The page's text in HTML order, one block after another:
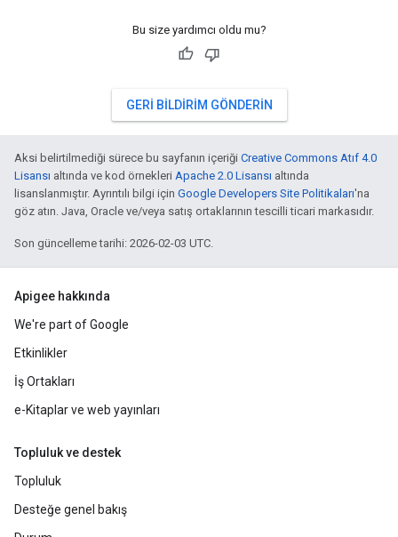
Bu size yardımcı oldu mu?
GERI BILDIRIM GÖNDERIN
Aksi belirtilmediği sürece bu sayfanın içeriği Creative Commons Atıf 4.0
Lisansı altında ve kod örnekleri Apache 2.0 Lisansı altında
lisanslanmıştır. Ayrıntılı bilgi için Google Developers Site Politikaları'na
göz atın. Java, Oracle ve/veya satış ortaklarının tescilli ticari markasıdır.
Son güncelleme tarihi: 2026-02-03 UTC.
Apigee hakkında
We're part of Google
Etkinlikler
İş Ortakları
e-Kitaplar ve web yayınları
Topluluk ve destek
Topluluk
Desteğe genel bakış